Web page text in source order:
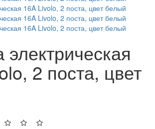
электрическая
2 поста, цвет